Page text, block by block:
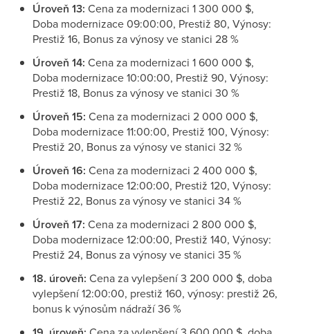
Úroveň 13: Cena za modernizaci 1 300 000 $,
Doba modernizace 09:00:00, Prestiž 80, Výnosy:
Prestiž 16, Bonus za výnosy ve stanici 28 %
Úroveň 14: Cena za modernizaci 1 600 000 $,
Doba modernizace 10:00:00, Prestiž 90, Výnosy:
Prestiž 18, Bonus za výnosy ve stanici 30 %
Úroveň 15: Cena za modernizaci 2 000 000 $,
Doba modernizace 11:00:00, Prestiž 100, Výnosy:
Prestiž 20, Bonus za výnosy ve stanici 32 %
Úroveň 16: Cena za modernizaci 2 400 000 $,
Doba modernizace 12:00:00, Prestiž 120, Výnosy:
Prestiž 22, Bonus za výnosy ve stanici 34 %
Úroveň 17: Cena za modernizaci 2 800 000 $,
Doba modernizace 12:00:00, Prestiž 140, Výnosy:
Prestiž 24, Bonus za výnosy ve stanici 35 %
18. úroveň: Cena za vylepšení 3 200 000 $, doba
vylepšení 12:00:00, prestiž 160, výnosy: prestiž 26,
bonus k výnosům nádraží 36 %